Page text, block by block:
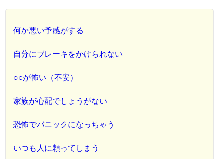
何か悪い予感がする
自分にブレーキをかけられない
○○が怖い（不安）
家族が心配でしょうがない
恐怖でパニックになっちゃう
いつも人に頼ってしまう